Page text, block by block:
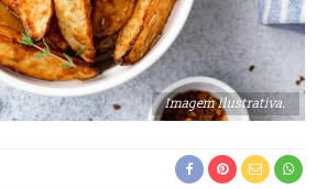
Imagem ilustrativa.